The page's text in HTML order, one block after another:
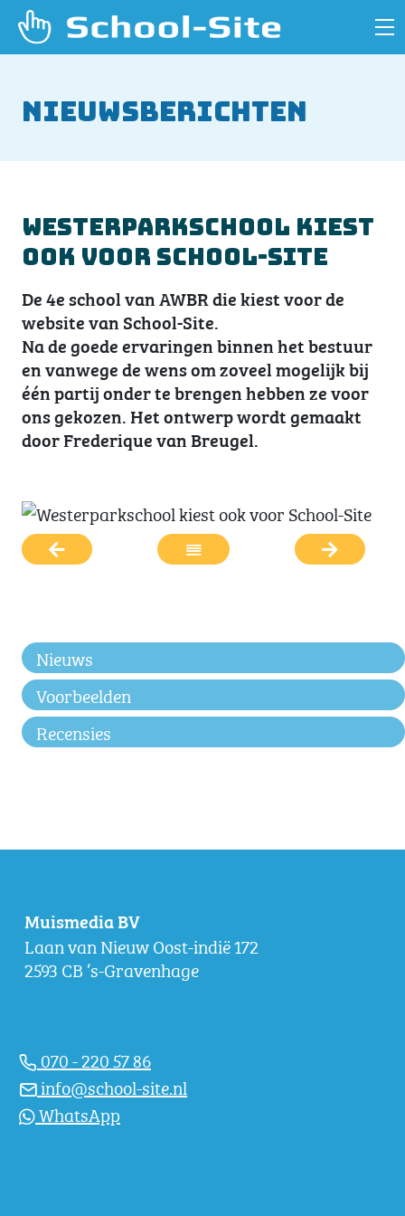
Nieuwsberichten
Westerparkschool kiest
ook voor School-Site
De 4e school van AWBR die kiest voor de
website van School-Site.
Na de goede ervaringen binnen het bestuur
en vanwege de wens om zoveel mogelijk bij
één partij onder te brengen hebben ze voor
ons gekozen. Het ontwerp wordt gemaakt
door Frederique van Breugel.
Nieuws
Voorbeelden
Recensies
Muismedia BV
Laan van Nieuw Oost-indië 172
2593 CB ‘s-Gravenhage
070 - 220 57 86
info@school-site.nl
WhatsApp